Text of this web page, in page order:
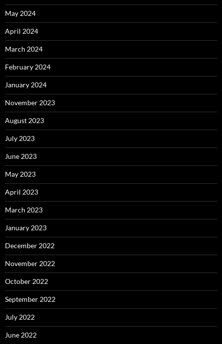
May 2024
April 2024
March 2024
February 2024
January 2024
November 2023
August 2023
July 2023
June 2023
May 2023
April 2023
March 2023
January 2023
December 2022
November 2022
October 2022
September 2022
July 2022
June 2022